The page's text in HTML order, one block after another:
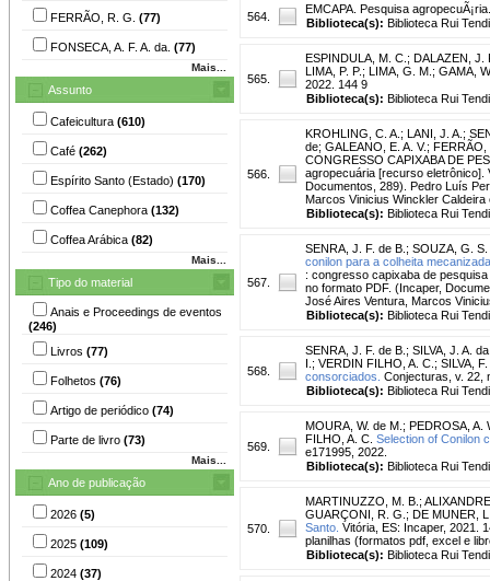
FERRÃO, R. G. (77)
FONSECA, A. F. A. da. (77)
Mais...
Assunto
Cafeicultura (610)
Café (262)
Espírito Santo (Estado) (170)
Coffea Canephora (132)
Coffea Arábica (82)
Mais...
Tipo do material
Anais e Proceedings de eventos
(246)
Livros (77)
Folhetos (76)
Artigo de periódico (74)
Parte de livro (73)
Mais...
Ano de publicação
2026 (5)
2025 (109)
2024 (37)
564.
EMCAPA. Pesquisa agropecuÃ¡ria.
Biblioteca(s): Biblioteca Rui
565.
ESPINDULA, M. C. ; DALAZEN, J.
LIMA, P. P. ; LIMA, G. M. ; GAMA,
2022. 144 9
Biblioteca(s): Biblioteca Rui
566.
KROHLING, C. A. ; LANI, J. A. ;
de; GALEANO, E. A. V.; FERRÃO,
CONGRESSO CAPIXABA DE
agropecuária [recurso eletrônico].
Documentos, 289). Pedro Luís
Marcos Vinicius Winckler
Biblioteca(s): Biblioteca Rui
567.
SENRA, J. F. de B. ; SOUZA, G. S.
conilon para a colheita
: congresso capixaba de
no formato PDF. (Incaper,
José Aires Ventura, Marcos
Biblioteca(s): Biblioteca Rui
568.
SENRA, J. F. de B. ; SILVA, J. A. da
I. ; VERDIN FILHO, A. C. ; SILVA,
consorciados. Conjecturas, v. 22,
Biblioteca(s): Biblioteca Rui
569.
MOURA, W. de M. ; PEDROSA, A.
FILHO, A. C. Selection of Conilon
e171995, 2022.
Biblioteca(s): Biblioteca Rui
570.
MARTINUZZO, M. B. ;
GUARÇONI, R. G. ; DE MUNER,
Santo. Vitória, ES: Incaper, 2021.
planilhas (formatos pdf, excel e
Biblioteca(s): Biblioteca Rui